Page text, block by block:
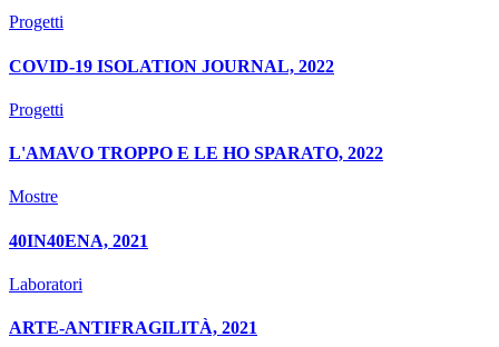
Progetti
COVID-19 ISOLATION JOURNAL, 2022
Progetti
L'AMAVO TROPPO E LE HO SPARATO, 2022
Mostre
40IN40ENA, 2021
Laboratori
ARTE-ANTIFRAGILITÀ, 2021